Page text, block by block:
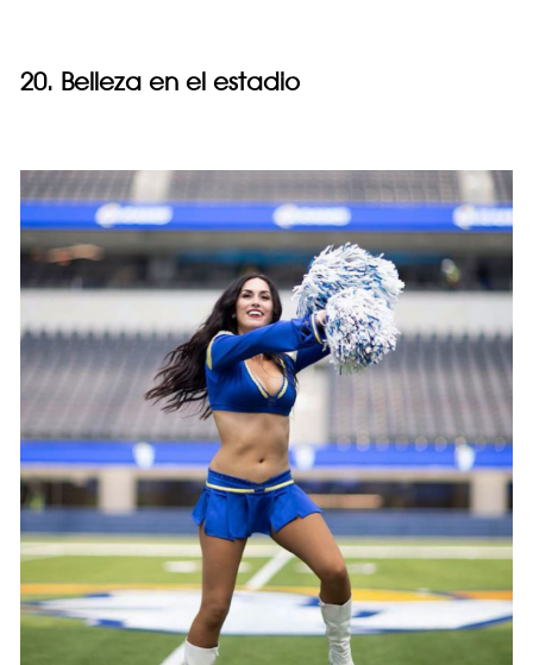
20. Belleza en el estadio